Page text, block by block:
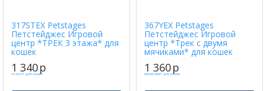
317STEX Petstages
Петстейджес Игровой
центр *ТРЕК 3 этажа* для
кошек
1 340p
367YEX Petstages
Петстейджес Игровой
центр *Трек с двумя
мячиками* для кошек
1 360p